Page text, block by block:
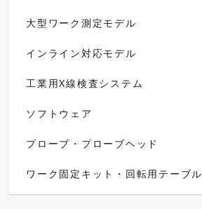
大型ワーク測定モデル
インライン対応モデル
工業用X線検査システム
ソフトウェア
プローブ・プローブヘッド
ワーク固定キット・回転用テーブル